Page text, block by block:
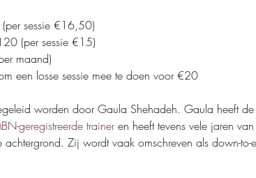
sessie €16,50)
(per sessie €15)
maand)
een losse sessie mee te doen voor €20
worden door Gaula Shehadeh. Gaula heeft
geregistreerde trainer en heeft tevens vele jaren
achtergrond. Zij wordt vaak omschreven als down-